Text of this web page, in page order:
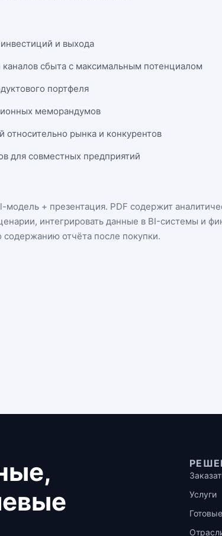
и выхода
сбыта с максимальным потенциалом
портфеля
меморандумов
относительно рынка и конкурентов
для совместных предприятий
модель + презентация. PDF содержит
интегрировать данные в BI-системы и
содержанию отчёта после покупки.
Услуги